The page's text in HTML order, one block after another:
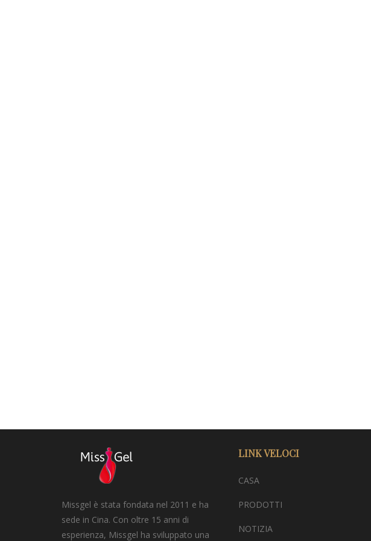
Missgel è stata fondata nel 2011 e ha
sede in Cina. Con oltre 15 anni di
esperienza, Missgel ha sviluppato una
LINK VELOCI
CASA
PRODOTTI
NOTIZIA